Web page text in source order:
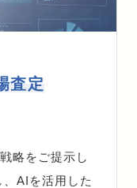
査定
略をご提示し
AIを活用した